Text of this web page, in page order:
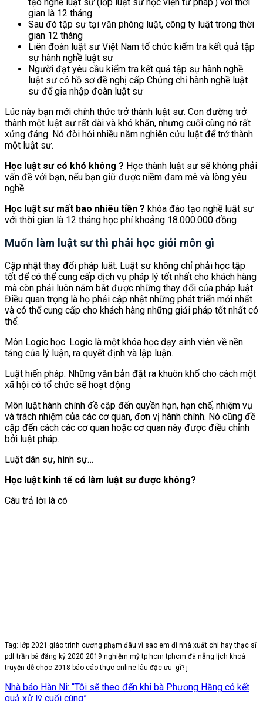
gian là 12 tháng.
Sau đó tập sự tại văn phòng luật, công ty luật trong thời
gian 12 tháng
Liên đoàn luật sư Việt Nam tổ chức kiểm tra kết quả tập
sự hành nghề luật sư
Người đạt yêu cầu kiểm tra kết quả tập sự hành nghề
luật sư có hồ sơ đề nghị cấp Chứng chỉ hành nghề luật
sư để gia nhập đoàn luật sư
Lúc này bạn mới chính thức trở thành luật sư. Con đường trở
thành một luật sư rất dài và khó khăn, nhưng cuối cùng nó rất
xứng đáng. Nó đòi hỏi nhiều năm nghiên cứu luật để trở thành
một luật sư.
Học luật sư có khó không ? Học thành luật sư sẽ không phải
vấn đề với bạn, nếu bạn giữ được niềm đam mê và lòng yêu
nghề.
Học luật sư mất bao nhiêu tiền ? khóa đào tạo nghề luật sư
với thời gian là 12 tháng học phí khoảng 18.000.000 đồng
Muốn làm luật sư thì phải học giỏi môn gì
Cập nhật thay đổi pháp luât. Luật sư không chỉ phải học tập
tốt để có thể cung cấp dịch vụ pháp lý tốt nhất cho khách hàng
mà còn phải luôn nắm bắt được những thay đổi của pháp luật.
Điều quan trọng là họ phải cập nhật những phát triển mới nhất
và có thể cung cấp cho khách hàng những giải pháp tốt nhất có
thể.
Môn Logic học. Logic là một khóa học dạy sinh viên về nền
tảng của lý luận, ra quyết định và lập luận.
Luật hiến pháp. Những văn bản đặt ra khuôn khổ cho cách một
xã hội có tổ chức sẽ hoạt động
Môn luật hành chính đề cập đến quyền hạn, hạn chế, nhiệm vụ
và trách nhiệm của các cơ quan, đơn vị hành chính. Nó cũng đề
cập đến cách các cơ quan hoặc cơ quan này được điều chỉnh
bởi luật pháp.
Luật dân sự, hình sự…
Học luật kinh tế có làm luật sư được không?
Câu trả lời là có
Tag: lớp 2021 giáo trình cương phạm đâu vì sao em đi nhà xuất chi hay thạc sĩ
pdf trần bá đăng ký 2020 2019 nghiệm mỹ tp hcm tphcm đà nẵng lịch khoá
truyện dễ chọc 2018 báo cáo thực online lâu đặc ưu gì? j
Nhà báo Hàn Ni: “Tôi sẽ theo đến khi bà Phương Hằng có kết
quả xử lý cuối cùng”